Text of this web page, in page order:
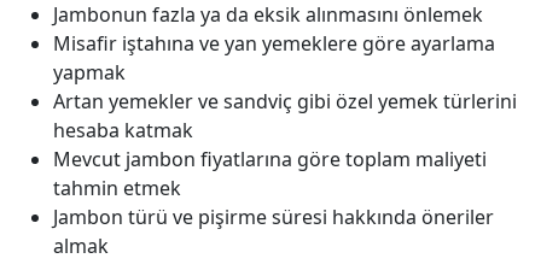
Jambonun fazla ya da eksik alınmasını önlemek
Misafir iştahına ve yan yemeklere göre ayarlama
yapmak
Artan yemekler ve sandviç gibi özel yemek türlerini
hesaba katmak
Mevcut jambon fiyatlarına göre toplam maliyeti
tahmin etmek
Jambon türü ve pişirme süresi hakkında öneriler
almak